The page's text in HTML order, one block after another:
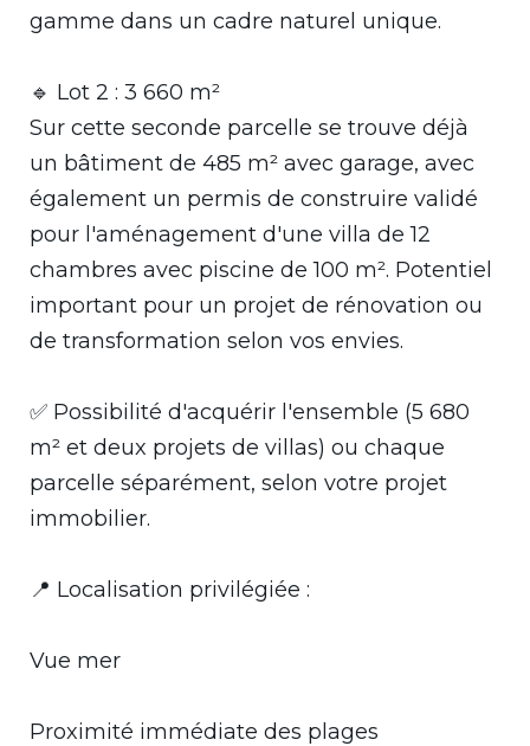
gamme dans un cadre naturel unique.
🔹 Lot 2 : 3 660 m²
Sur cette seconde parcelle se trouve déjà
un bâtiment de 485 m² avec garage, avec
également un permis de construire validé
pour l'aménagement d'une villa de 12
chambres avec piscine de 100 m². Potentiel
important pour un projet de rénovation ou
de transformation selon vos envies.
✅ Possibilité d'acquérir l'ensemble (5 680
m² et deux projets de villas) ou chaque
parcelle séparément, selon votre projet
immobilier.
📍 Localisation privilégiée :
Vue mer
Proximité immédiate des plages